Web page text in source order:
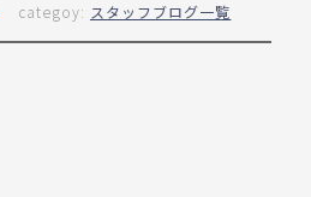
categoy: スタッフブログ一覧